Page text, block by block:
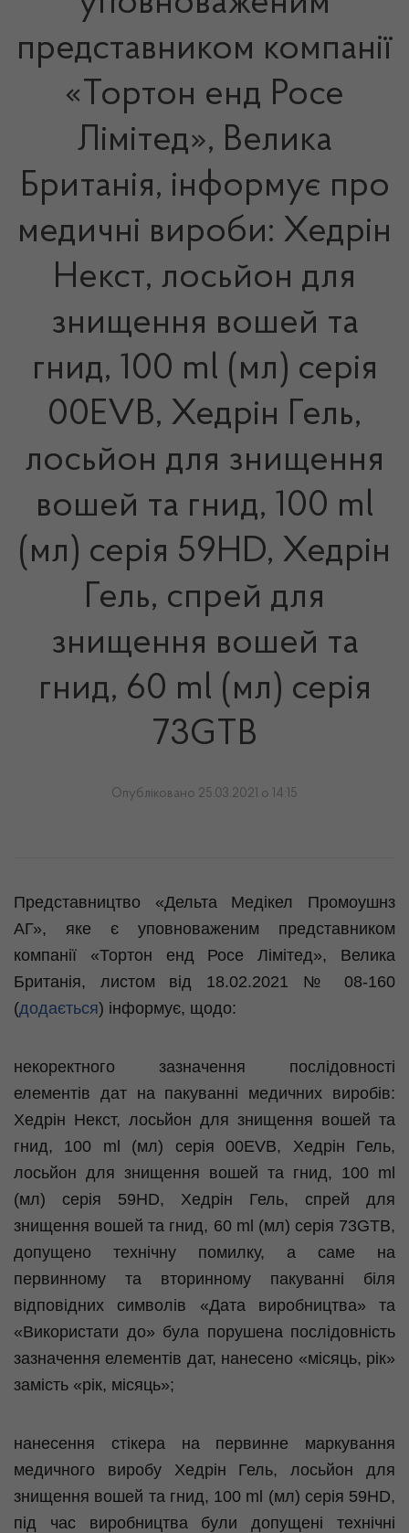
представником компанії
«Тортон енд Росе
Лімітед», Велика
Британія, інформує про
медичні вироби: Хедрін
Некст, лосьйон для
знищення вошей та
гнид, 100 ml (мл) серія
00EVB, Хедрін Гель,
лосьйон для знищення
вошей та гнид, 100 ml
(мл) серія 59HD, Хедрін
Гель, спрей для
знищення вошей та
гнид, 60 ml (мл) серія
73GTВ
Опубліковано 25.03.2021 о 14:15
Представництво «Дельта Медікел Промоушнз
АГ», яке є уповноваженим представником
компанії «Тортон енд Росе Лімітед», Велика
Британія, листом від 18.02.2021 № 08-160
(додається) інформує, щодо:
некоректного зазначення послідовності
елементів дат на пакуванні медичних виробів:
Хедрін Некст, лосьйон для знищення вошей та
гнид, 100 ml (мл) серія 00EVB, Хедрін Гель,
лосьйон для знищення вошей та гнид, 100 ml
(мл) серія 59HD, Хедрін Гель, спрей для
знищення вошей та гнид, 60 ml (мл) серія 73GTВ,
допущено технічну помилку, а саме на
первинному та вторинному пакуванні біля
відповідних символів «Дата виробництва» та
«Використати до» була порушена послідовність
зазначення елементів дат, нанесено «місяць, рік»
замість «рік, місяць»;
нанесення стікера на первинне маркування
медичного виробу Хедрін Гель, лосьйон для
знищення вошей та гнид, 100 ml (мл) серія 59HD,
під час виробництва були допущені технічні